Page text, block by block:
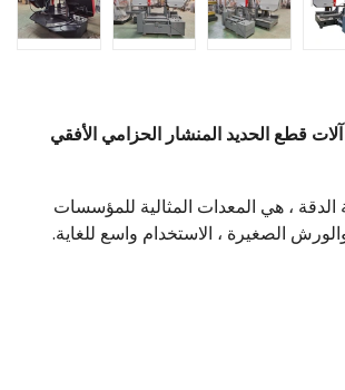
قطع الحديد المنشار الحزامي الأفقي
الدقة ، هي المعدات المثالية للمؤسسات
الصغيرة ، الاستخدام واسع للغاية.